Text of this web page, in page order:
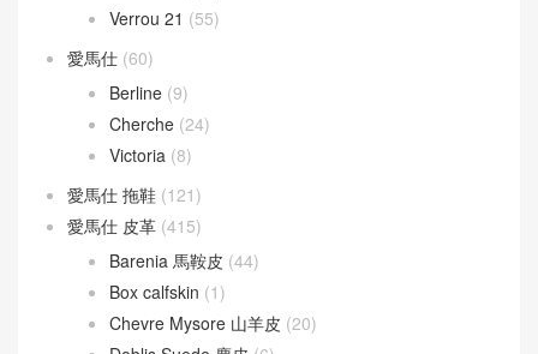
Verrou 21 (55)
愛馬仕 (60)
Berline (9)
Cherche (24)
Victoria (8)
愛馬仕 拖鞋 (121)
愛馬仕 皮革 (415)
Barenia 馬鞍皮 (44)
Box calfskin (1)
Chevre Mysore 山羊皮 (20)